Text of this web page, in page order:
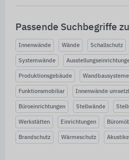
Passende Suchbegriffe
Innenwände Wände Schallschutz
Systemwände
Produktionsgebäude Wandbausysteme
Funktionsmobiliar Innenwände
Büroeinrichtungen Stellwände
Werkstätten Einrichtungen
Brandschutz Wärmeschutz